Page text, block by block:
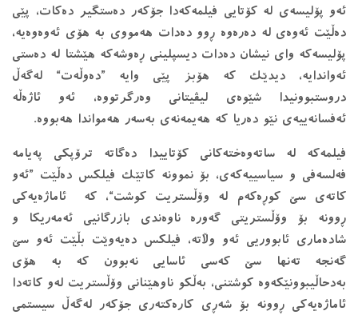
ئه‌و پۆلیسه‌ی له‌ كۆتایی فیلمه‌كه‌دا جۆكه‌ر ده‌ستگیر ده‌كات، پێی
ده‌ڵێت ئه‌وه‌ی له ‌ده‌ره‌وه‌ ڕوو ده‌دات هه‌مووی به‌ هۆی ئه‌وه‌وه‌یه‌،
پۆلیسه‌كه‌ وای نیشان ده‌دات دیسپلینی ڕه‌وشه‌كه‌ هێشتا له‌ ده‌ستی
ئه‌واندایه‌، دیدێك كه‌ هۆبز پێی وایه‌ ”ده‌وڵه‌ت“ له‌گه‌ڵ
دروستبوونیدا شێوه‌ی لیڤیتانی وه‌رگرتووه‌، ئه‌و ئاژه‌ڵه‌
ئه‌فسانه‌ییه‌ی نێو ده‌ریا كه‌ هه‌یمه‌نه‌ی به‌سه‌ر هه‌مواندا هه‌بووه‌.
فیلمه‌كه‌ له‌ ساته‌وه‌خته‌كانی كۆتاییدا ده‌گاته‌ ترۆپكی په‌یامه‌
فه‌لسه‌فی و سیاسییه‌كه‌ی، بۆ نموونه‌ كاتێك فیلكس ده‌ڵێت ”ئه‌و
كاته‌ی سێ كوڕه‌كه‌م له‌ وۆڵستریت كوشت“، كه‌ ئاماژه‌یه‌كی
ڕوونه‌ بۆ وۆڵستریتی گه‌وره‌ ناوه‌ندی بازرگانیی ئه‌مەریكا و
شاده‌ماری ئابووریی ئه‌و وڵاته‌، فیلكس ده‌یه‌وێت بڵێت ئه‌و سێ
گه‌نجه‌ ته‌نها سێ كه‌سی ئاسایی نه‌بوون كه‌ به‌ هۆی
به‌دحاڵیبوونێكه‌وه‌ كوشتنی، به‌ڵكو ناوهێنانی وۆڵستریت له‌و كاته‌دا
ئاماژه‌یه‌كی ڕوونه‌ بۆ شه‌ڕی كاره‌كته‌ری جۆكه‌ر له‌گه‌ڵ سیستمی